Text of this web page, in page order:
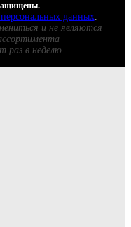
данных.
и не являются
раз в неделю.